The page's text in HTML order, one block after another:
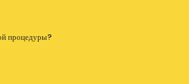
процедуры?